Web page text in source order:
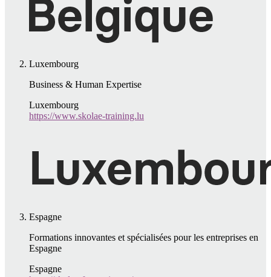
Luxembourg
Business & Human Expertise
Luxembourg
https://www.skolae-training.lu
Espagne
Formations innovantes et spécialisées pour les entreprises en
Espagne
Espagne